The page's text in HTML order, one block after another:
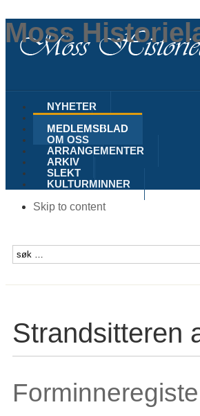
Moss
NYHETER
MOSS
MEDLEMSBLAD
OM OSS
ARRANGEMENTER
ARKIV
SLEKT
KULTURMINNER
Skip to content
Strandsitteren